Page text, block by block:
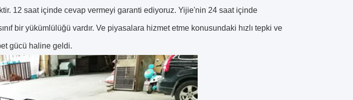
12 saat içinde cevap vermeyi garanti ediyoruz. Yijie'nin 24 saat içinde
bir yükümlülüğü vardır. Ve piyasalara hizmet etme konusundaki hızlı tepki ve
gücü haline geldi.